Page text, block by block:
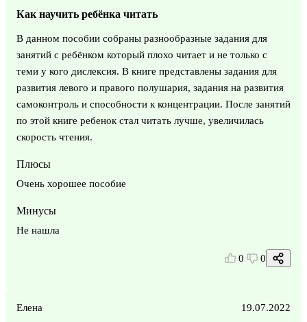
Как научить ребёнка читать
В данном пособии собраны разнообразные задания для
занятий с ребёнком который плохо читает и не только с
теми у кого дислексия. В книге представлены задания для
развития левого и правого полушария, задания на развития
самоконтроль и способности к концентрации. После занятий
по этой книге ребенок стал читать лучше, увеличилась
скорость чтения.
Плюсы
Очень хорошее пособие
Минусы
Не нашла
0 0
Елена 19.07.2022